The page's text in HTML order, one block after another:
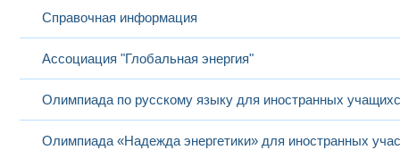
Справочная информация
Ассоциация "Глобальная энергия"
Олимпиада по русскому языку для иностранных
Олимпиада «Надежда энергетики» для иностранных